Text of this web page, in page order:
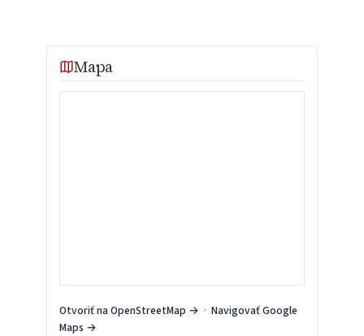
Mapa
Otvoriť na OpenStreetMap → · Navigovať Google
Maps →